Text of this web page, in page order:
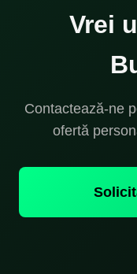
Vrei
Contactează-ne
ofertă